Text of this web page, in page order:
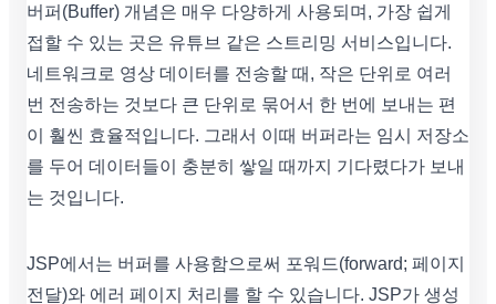
버퍼(Buffer) 개념은 매우 다양하게 사용되며, 가장 쉽게
접할 수 있는 곳은 유튜브 같은 스트리밍 서비스입니다.
네트워크로 영상 데이터를 전송할 때, 작은 단위로 여러
번 전송하는 것보다 큰 단위로 묶어서 한 번에 보내는 편
이 훨씬 효율적입니다. 그래서 이때 버퍼라는 임시 저장소
를 두어 데이터들이 충분히 쌓일 때까지 기다렸다가 보내
는 것입니다.
JSP에서는 버퍼를 사용함으로써 포워드(forward; 페이지
전달)와 에러 페이지 처리를 할 수 있습니다. JSP가 생성